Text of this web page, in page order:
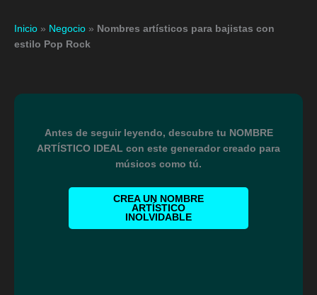
Inicio » Negocio » Nombres artísticos para bajistas con
estilo Pop Rock
Antes de seguir leyendo, descubre tu NOMBRE
ARTÍSTICO IDEAL con este generador creado para
músicos como tú.
CREA UN NOMBRE
ARTÍSTICO
INOLVIDABLE